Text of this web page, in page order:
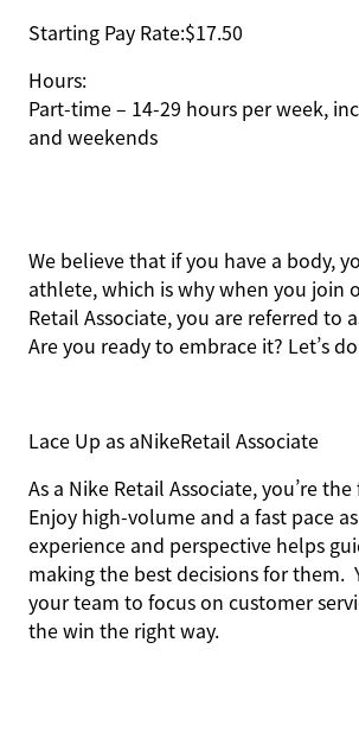
Starting Pay Rate:$17.50
Hours:
Part-time – 14-29 hours per week,
and weekends
We believe that if you have a body,
athlete, which is why when you join
Retail Associate, you are referred to
Are you ready to embrace it? Let’s
Lace Up as aNikeRetail Associate
As a Nike Retail Associate, you’re the
Enjoy high-volume and a fast pace
experience and perspective helps
making the best decisions for them.
your team to focus on customer
the win the right way.